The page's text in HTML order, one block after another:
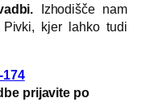
Izhodišče nam
kjer lahko tudi
174
prijavite po